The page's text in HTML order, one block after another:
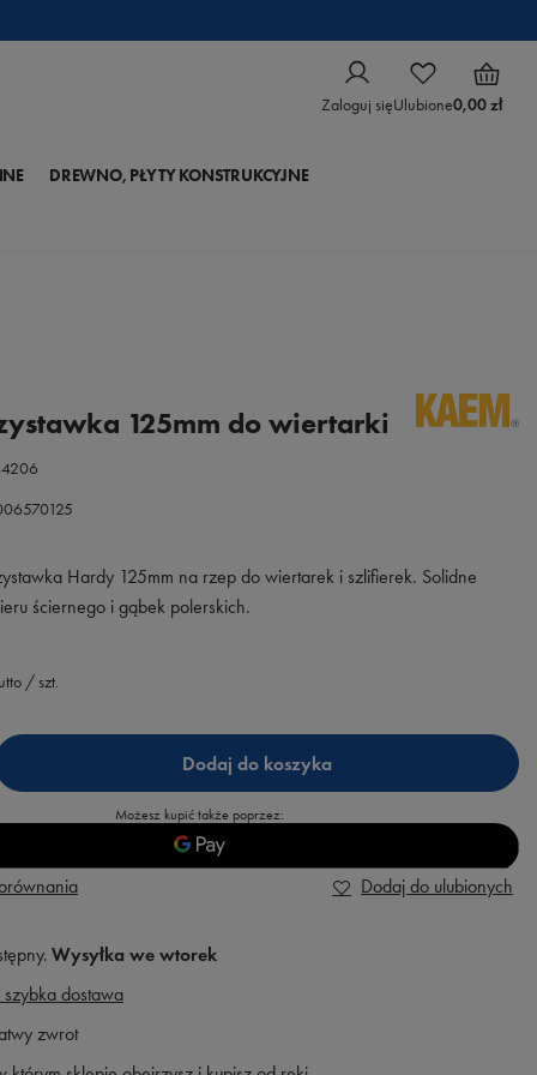
Zaloguj sięUlubione0,00 zł
DREWNO, PŁYTY KONSTRUKCYJNE
125mm do wiertarki
Hardy 125mm na rzep do wiertarek i szlifierek. Solidne
ściernego i gąbek polerskich.
/ szt.
Dodaj do koszyka
Możesz kupić także poprzez:
Dodaj do ulubionych
Wysyłka we wtorek
dostawa
zwrot